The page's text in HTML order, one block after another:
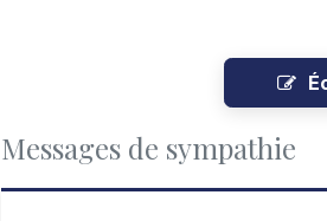
Messages de sympathie